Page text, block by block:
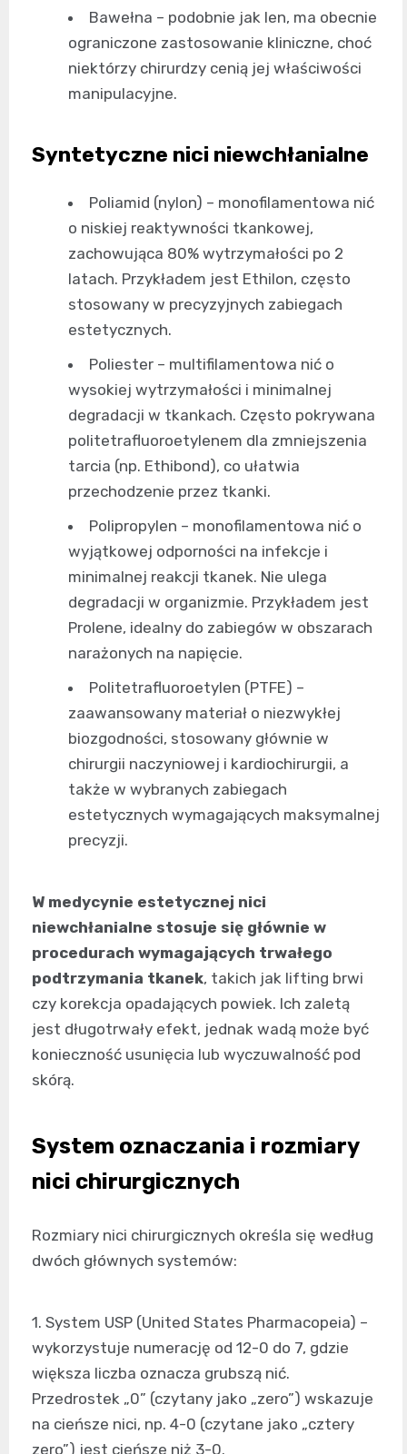
Bawełna – podobnie jak len, ma obecnie
ograniczone zastosowanie kliniczne, choć
niektórzy chirurdzy cenią jej właściwości
manipulacyjne.
Syntetyczne nici niewchłanialne
Poliamid (nylon) – monofilamentowa nić
o niskiej reaktywności tkankowej,
zachowująca 80% wytrzymałości po 2
latach. Przykładem jest Ethilon, często
stosowany w precyzyjnych zabiegach
estetycznych.
Poliester – multifilamentowa nić o
wysokiej wytrzymałości i minimalnej
degradacji w tkankach. Często pokrywana
politetrafluoroetylenem dla zmniejszenia
tarcia (np. Ethibond), co ułatwia
przechodzenie przez tkanki.
Polipropylen – monofilamentowa nić o
wyjątkowej odporności na infekcje i
minimalnej reakcji tkanek. Nie ulega
degradacji w organizmie. Przykładem jest
Prolene, idealny do zabiegów w obszarach
narażonych na napięcie.
Politetrafluoroetylen (PTFE) –
zaawansowany materiał o niezwykłej
biozgodności, stosowany głównie w
chirurgii naczyniowej i kardiochirurgii, a
także w wybranych zabiegach
estetycznych wymagających maksymalnej
precyzji.
W medycynie estetycznej nici
niewchłanialne stosuje się głównie w
procedurach wymagających trwałego
podtrzymania tkanek, takich jak lifting brwi
czy korekcja opadających powiek. Ich zaletą
jest długotrwały efekt, jednak wadą może być
konieczność usunięcia lub wyczuwalność pod
skórą.
System oznaczania i rozmiary
nici chirurgicznych
Rozmiary nici chirurgicznych określa się według
dwóch głównych systemów:
1. System USP (United States Pharmacopeia) –
wykorzystuje numerację od 12-0 do 7, gdzie
większa liczba oznacza grubszą nić.
Przedrostek „0” (czytany jako „zero”) wskazuje
na cieńsze nici, np. 4-0 (czytane jako „cztery
zero”) jest cieńsze niż 3-0.